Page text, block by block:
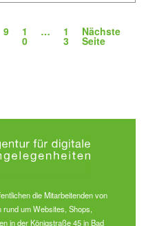
9 1
0
… 1
3
Nächste
Seite
die Mitarbeitenden von
um Websites, Shops,
in der Königstraße 45 in Bad